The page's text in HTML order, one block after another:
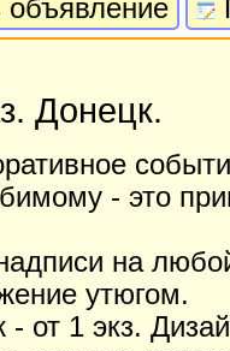
объявление
Донецк.
- это
на
утюгом.
от 1 экз.